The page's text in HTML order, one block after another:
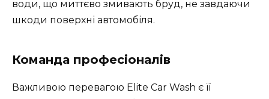
води, що миттєво змивають бруд, не завдаючи
шкоди поверхні автомобіля.
Команда професіоналів
Важливою перевагою Elite Car Wash є її